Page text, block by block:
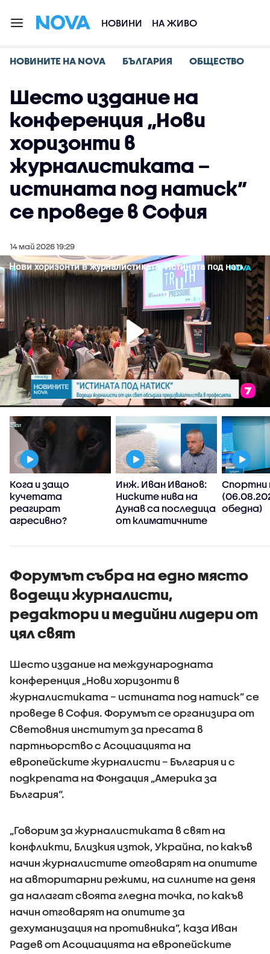
НОВИНИ НА ЖИВО
НОВИНИТЕ НА NOVA БЪЛГАРИЯ ОБЩЕСТВО
Шесто издание на
конференция „Нови
хоризонти в
журналистиката –
истината под натиск”
се проведе в София
14 май 2026 19:29
Кога и защо
кучетата
реагират
агресивно?
Инж. Иван Иванов:
Ниските нива на
Дунав са последица
от климатичните
явления ще
Спортни
обедна)
Форумът събра на едно място
водещи журналисти,
редактори и медийни лидери от
цял свят
Шесто издание на международната
конференция „Нови хоризонти в
журналистиката – истината под натиск” се
проведе в София. Форумът се организира от
Световния институт за пресата в
партньорство с Асоциацията на
европейските журналисти – България и с
подкрепата на Фондация „Америка за
България“.
„Говорим за журналистиката в свят на
конфликти, Близкия изток, Украйна, по какъв
начин журналистите отговарят на опитите
на авторитарни режими, на силните на деня
да налагат своята гледна точка, по какъв
начин отговарят на опитите за
дехуманизация на противника”, каза Иван
Радев от Асоциацията на европейските